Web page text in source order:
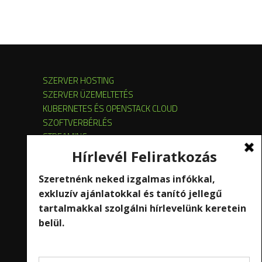
SZERVER HOSTING
SZERVER ÜZEMELTETÉS
KUBERNETES ÉS OPENSTACK CLOUD
SZOFTVERBÉRLÉS
STREAMING